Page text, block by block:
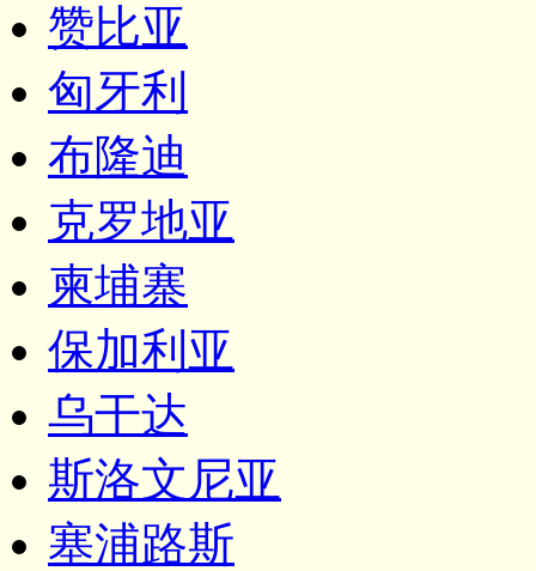
赞比亚
匈牙利
布隆迪
克罗地亚
柬埔寨
保加利亚
乌干达
斯洛文尼亚
塞浦路斯